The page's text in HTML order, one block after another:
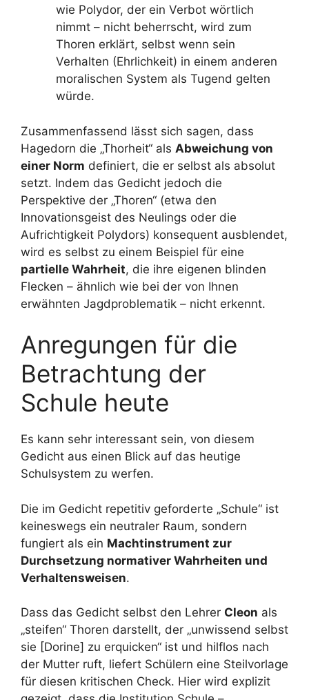
wie Polydor, der ein Verbot wörtlich
nimmt – nicht beherrscht, wird zum
Thoren erklärt, selbst wenn sein
Verhalten (Ehrlichkeit) in einem anderen
moralischen System als Tugend gelten
würde.
Zusammenfassend lässt sich sagen, dass
Hagedorn die „Thorheit“ als Abweichung von
einer Norm definiert, die er selbst als absolut
setzt. Indem das Gedicht jedoch die
Perspektive der „Thoren“ (etwa den
Innovationsgeist des Neulings oder die
Aufrichtigkeit Polydors) konsequent ausblendet,
wird es selbst zu einem Beispiel für eine
partielle Wahrheit, die ihre eigenen blinden
Flecken – ähnlich wie bei der von Ihnen
erwähnten Jagdproblematik – nicht erkennt.
Anregungen für die
Betrachtung der
Schule heute
Es kann sehr interessant sein, von diesem
Gedicht aus einen Blick auf das heutige
Schulsystem zu werfen.
Die im Gedicht repetitiv geforderte „Schule“ ist
keineswegs ein neutraler Raum, sondern
fungiert als ein Machtinstrument zur
Durchsetzung normativer Wahrheiten und
Verhaltensweisen.
Dass das Gedicht selbst den Lehrer Cleon als
„steifen“ Thoren darstellt, der „unwissend selbst
sie [Dorine] zu erquicken“ ist und hilflos nach
der Mutter ruft, liefert Schülern eine Steilvorlage
für diesen kritischen Check. Hier wird explizit